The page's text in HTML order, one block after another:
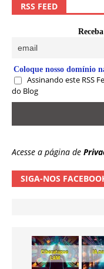
RSS FEED
Coloque nosso domínio
Assinando este RSS
do Blog
Acesse a página de
SIGA-NOS